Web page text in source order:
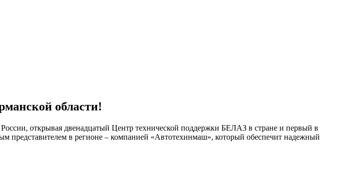
области!
открывая двенадцатый Центр технической поддержки БЕЛАЗ в стране и первый в
представителем в регионе – компанией «Автотехинмаш», который обеспечит надежный